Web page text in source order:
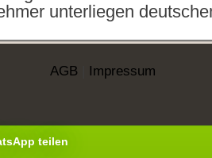
unterliegen
AGB Impressum
teilen